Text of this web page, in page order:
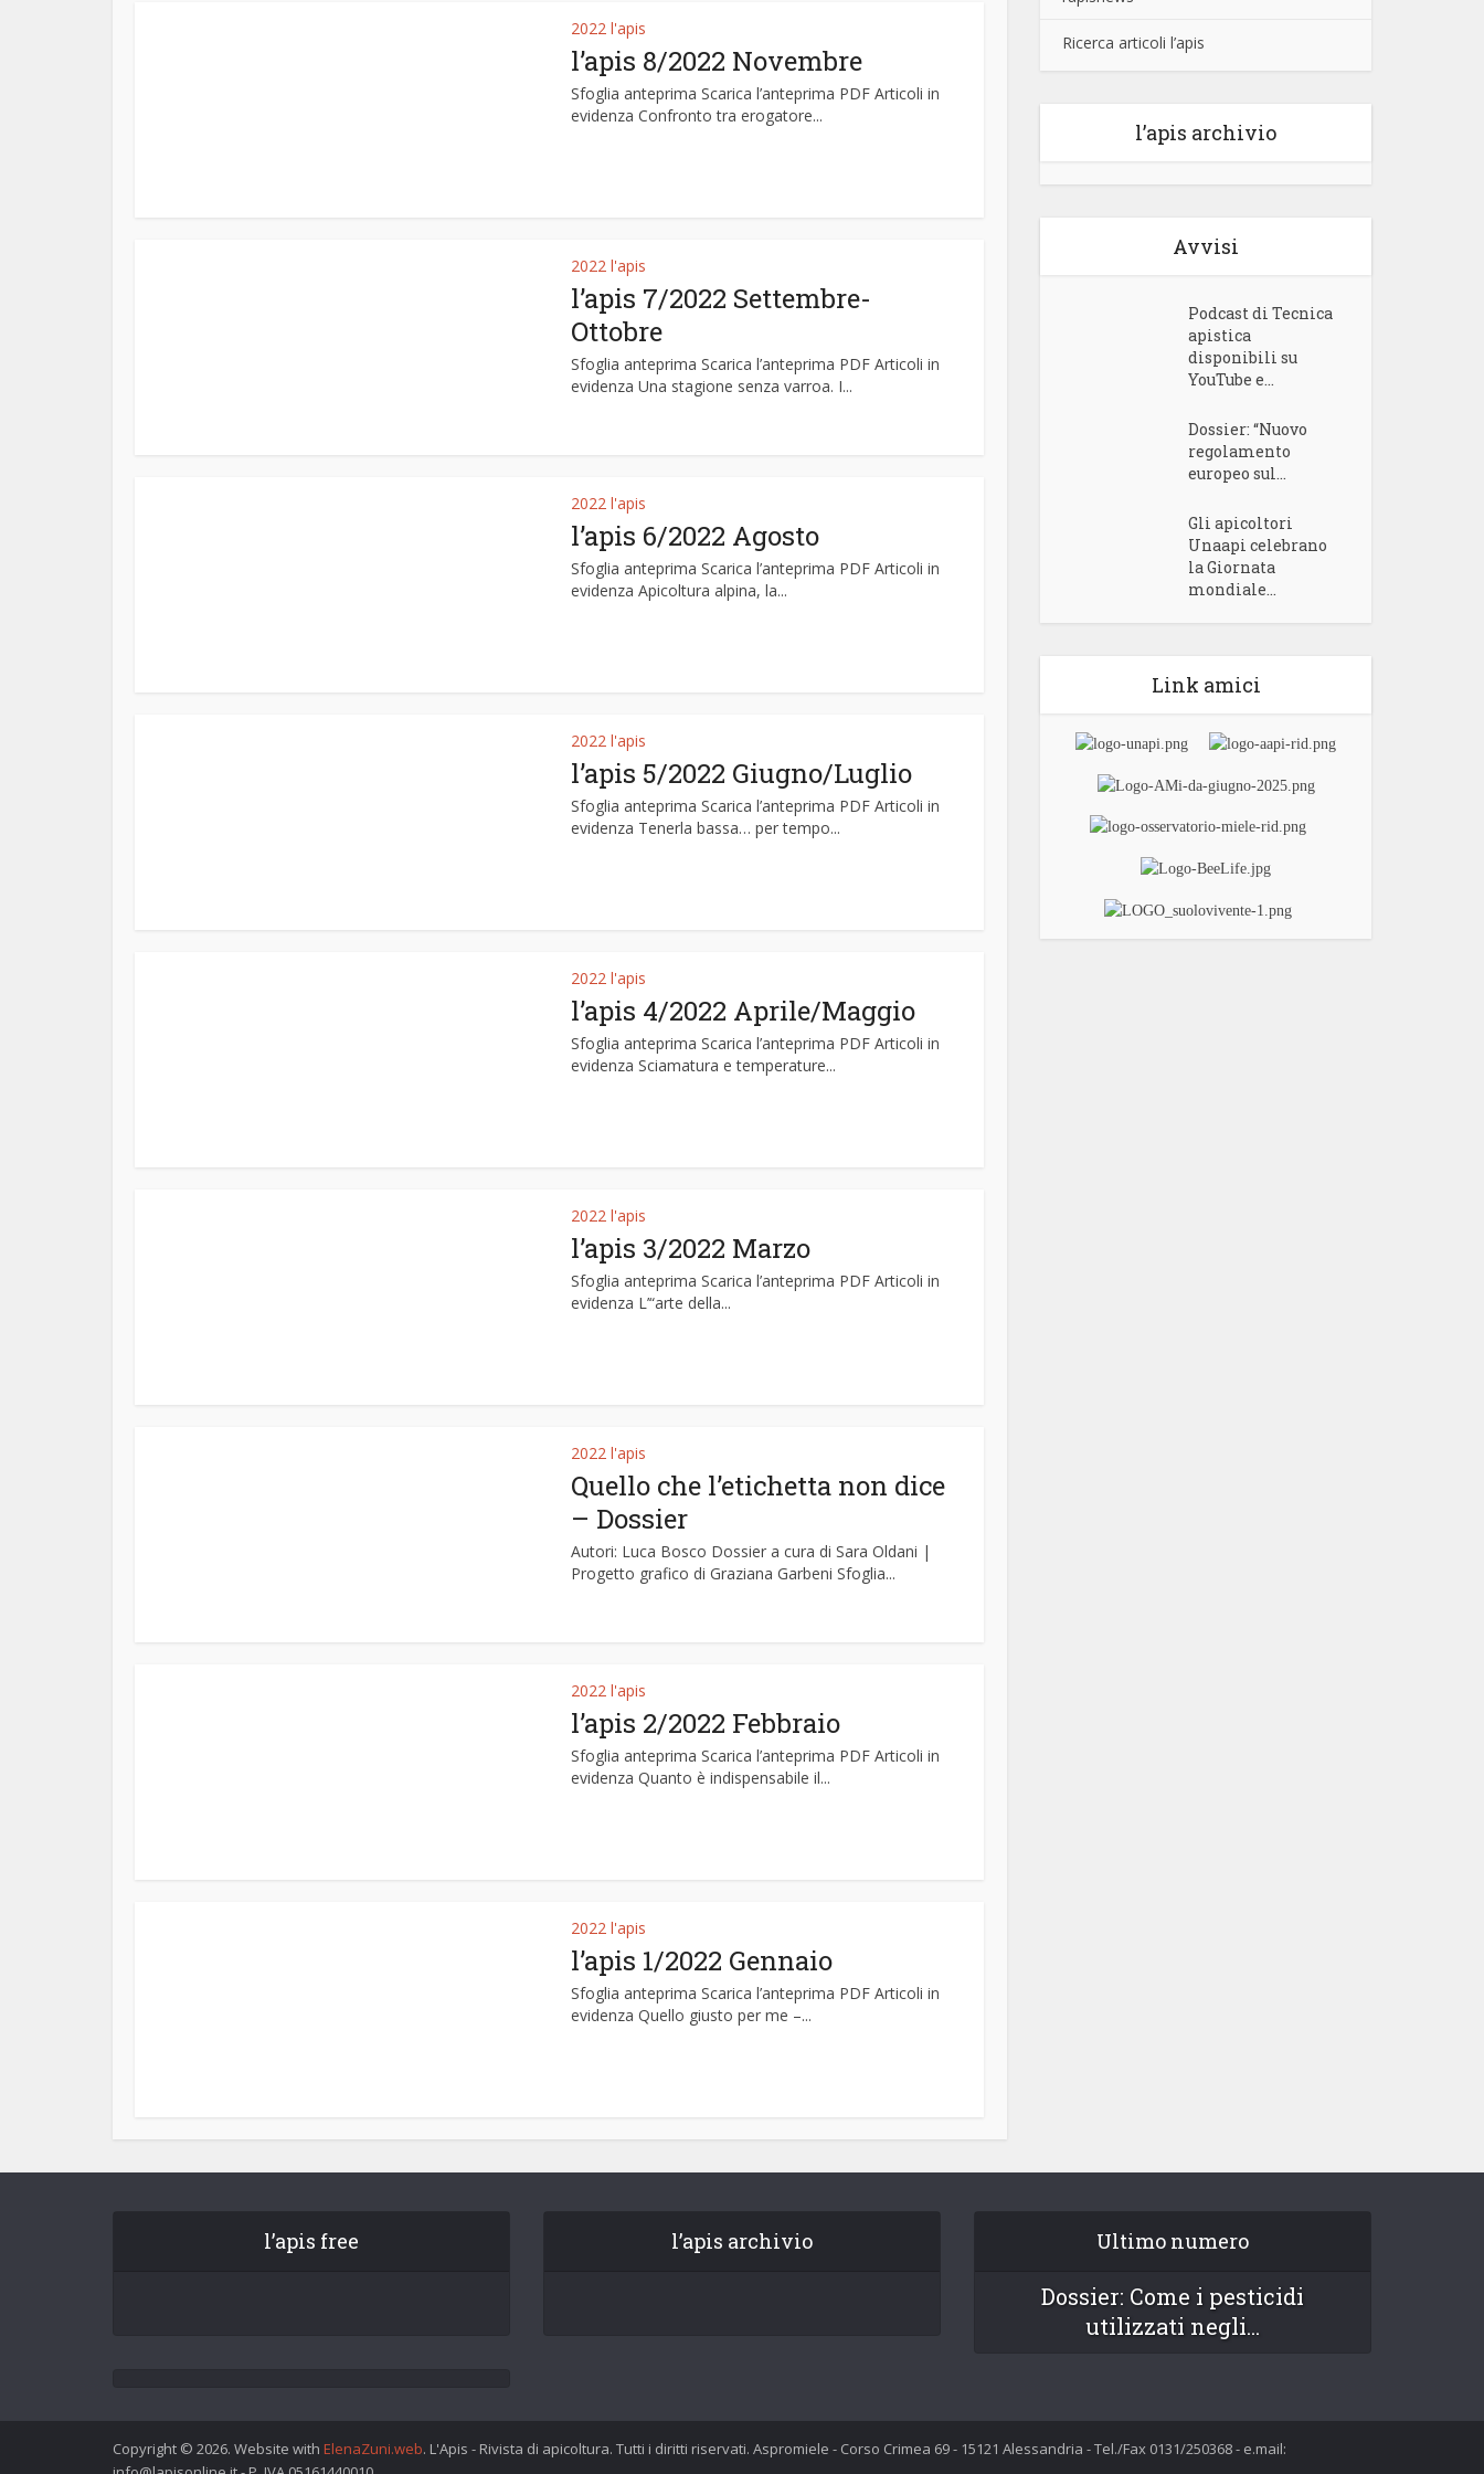
2022 l'apis
l’apis 8/2022 Novembre
Sfoglia anteprima Scarica l’anteprima PDF Articoli in
evidenza Confronto tra erogatore...
2022 l'apis
l’apis 7/2022 Settembre-
Ottobre
Sfoglia anteprima Scarica l’anteprima PDF Articoli in
evidenza Una stagione senza varroa. I...
2022 l'apis
l’apis 6/2022 Agosto
Sfoglia anteprima Scarica l’anteprima PDF Articoli in
evidenza Apicoltura alpina, la...
2022 l'apis
l’apis 5/2022 Giugno/Luglio
Sfoglia anteprima Scarica l’anteprima PDF Articoli in
evidenza Tenerla bassa… per tempo...
2022 l'apis
l’apis 4/2022 Aprile/Maggio
Sfoglia anteprima Scarica l’anteprima PDF Articoli in
evidenza Sciamatura e temperature...
2022 l'apis
l’apis 3/2022 Marzo
Sfoglia anteprima Scarica l’anteprima PDF Articoli in
evidenza L’“arte della...
2022 l'apis
Quello che l’etichetta non dice
– Dossier
Autori: Luca Bosco Dossier a cura di Sara Oldani |
Progetto grafico di Graziana Garbeni Sfoglia...
2022 l'apis
l’apis 2/2022 Febbraio
Sfoglia anteprima Scarica l’anteprima PDF Articoli in
evidenza Quanto è indispensabile il...
2022 l'apis
l’apis 1/2022 Gennaio
Sfoglia anteprima Scarica l’anteprima PDF Articoli in
evidenza Quello giusto per me –...
Ricerca articoli l’apis
l’apis archivio
Avvisi
Podcast di Tecnica
apistica
disponibili su
YouTube e...
Dossier: “Nuovo
regolamento
europeo sul...
Gli apicoltori
Unaapi celebrano
la Giornata
mondiale...
Link amici
l’apis free l’apis archivio Ultimo numero
Dossier: Come i pesticidi
utilizzati negli...
Copyright © 2026. Website with ElenaZuni.web. L'Apis - Rivista di apicoltura. Tutti i diritti riservati. Aspromiele - Corso Crimea 69 - 15121 Alessandria - Tel./Fax 0131/250368 - e.mail: